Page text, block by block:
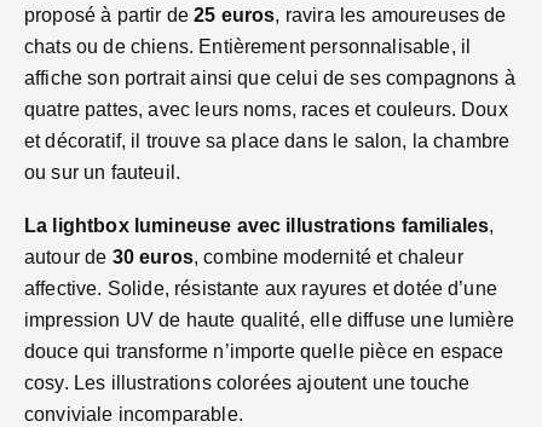
proposé à partir de25 euros, ravira les amoureuses de
chats ou de chiens. Entièrement personnalisable, il
affiche son portrait ainsi que celui de ses compagnons à
quatre pattes, avec leurs noms, races et couleurs. Doux
et décoratif, il trouve sa place dans le salon, la chambre
ou sur un fauteuil.
La lightbox lumineuse avec illustrations familiales,
autour de 30 euros, combine modernité et chaleur
affective. Solide, résistante aux rayures et dotée d’une
impression UV de haute qualité, elle diffuse une lumière
douce qui transforme n’importe quelle pièce en espace
cosy. Les illustrations colorées ajoutent une touche
conviviale incomparable.